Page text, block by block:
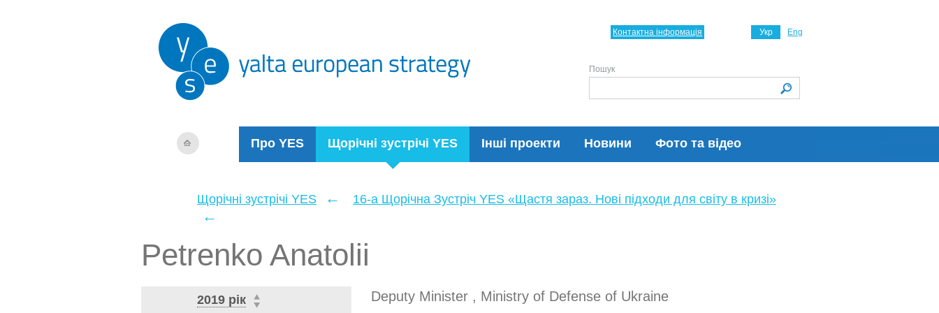
Про YES Щорічні зустрічі YES Інші проекти Новини Фото та відео
Укр Eng
Контактна інформація
Пошук
Щорічні зустрічі YES ← 16-а Щорічна Зустріч YES «Щастя зараз. Нові підходи для світу в кризі»
←
Petrenko Anatolii
2019 рік Deputy Minister , Ministry of Defense of Ukraine